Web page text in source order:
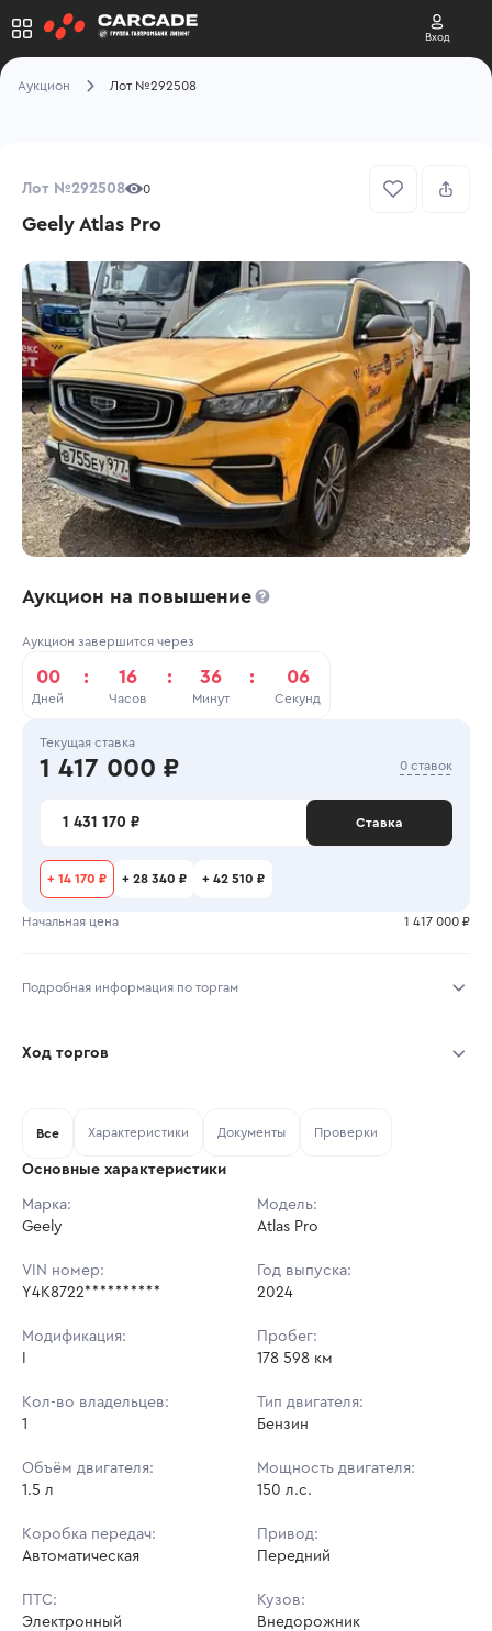
Вход
Аукцион Лот №292508
Лот №292508 0
Geely Atlas Pro
Аукцион на повышение
Аукцион завершится через
00
Дней
: 16
Часов
: 36
Минут
: 06
Секунд
Текущая ставка
1 417 000 ₽ 0 ставок
1 431 170 ₽ Ставка
+ 14 170 ₽ + 28 340 ₽ + 42 510 ₽
Начальная цена 1 417 000 ₽
Подробная информация по торгам
Тип аукциона: Открытые торги
Шаг торгов: 14 170 ₽
Кол-во ставок:
Ход торгов
Ставок не найдено
в аукционах
Все Характеристики Документы Проверки
Основные характеристики
Марка:
Geely
Модель:
Atlas Pro
VIN номер:
Y4K8722**********
Год выпуска:
2024
Модификация:
Пробег:
178 598 км
Кол-во владельцев:
1
Тип двигателя:
Бензин
Объём двигателя:
1.5 л
Мощность двигателя:
150 л.с.
Коробка передач:
Автоматическая
Привод:
Передний
ПТС:
Электронный
Кузов:
Внедорожник